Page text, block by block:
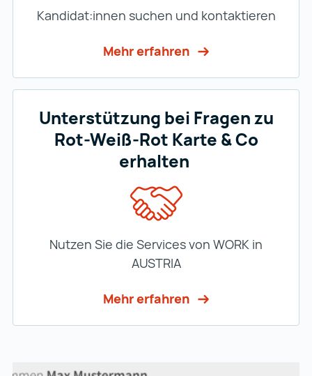
Kandidat:innen suchen und kontaktieren
Mehr erfahren
Unterstützung bei Fragen zu
Rot-Weiß-Rot Karte & Co
erhalten
Nutzen Sie die Services von WORK in
AUSTRIA
Mehr erfahren